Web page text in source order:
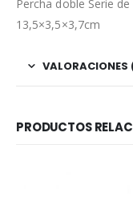
Percha doble Serie
13,5×3,5×3,7cm
PRODUCTOS